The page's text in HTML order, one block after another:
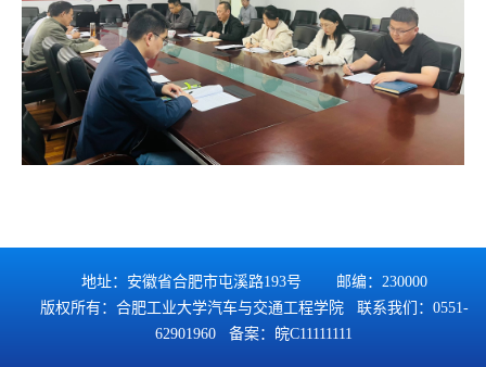
地址：安徽省合肥市屯溪路193号 邮编：230000
版权所有：合肥工业大学汽车与交通工程学院 联系我们：0551-
62901960 备案： 皖C11111111